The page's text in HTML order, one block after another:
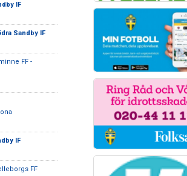
IF
Sandby IF
FF -
IF
FF